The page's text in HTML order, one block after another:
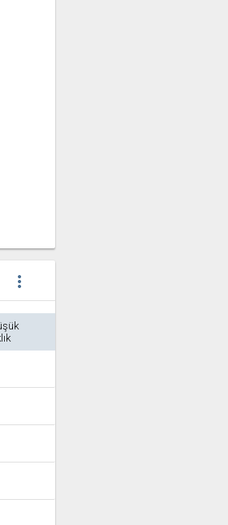
more_vert